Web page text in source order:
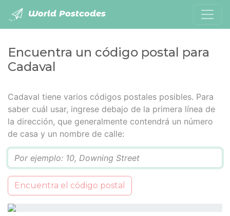
World Postcodes
Encuentra un código postal para
Cadaval
Cadaval tiene varios códigos postales posibles. Para
saber cuál usar, ingrese debajo de la primera línea de
la dirección, que generalmente contendrá un número
de casa y un nombre de calle:
Encuentra el código postal